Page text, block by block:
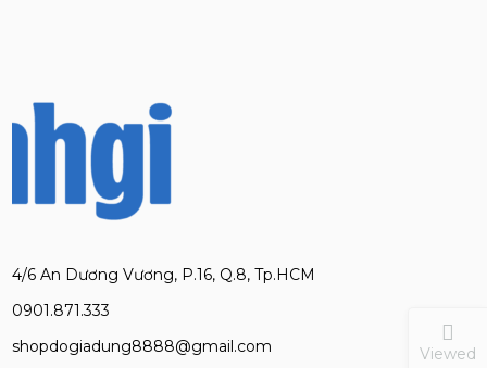
4/6 An Dương Vương, P.16, Q.8, Tp.HCM
0901.871.333
shopdogiadung8888@gmail.com
Viewed